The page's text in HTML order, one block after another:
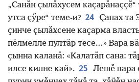
„Санӑн ҫылӑхусем каҫарӑнаҫҫӗ“
утса ҫӳре“ теме-и? 24 Ҫапах та
ҫинче ҫылӑхсене каҫарма
пӗлмелле пултӑр тесе...» Вара
ҫынна каланӑ: «Калатӑп сана:
илсе килне кай». 25 Лешӗ вара